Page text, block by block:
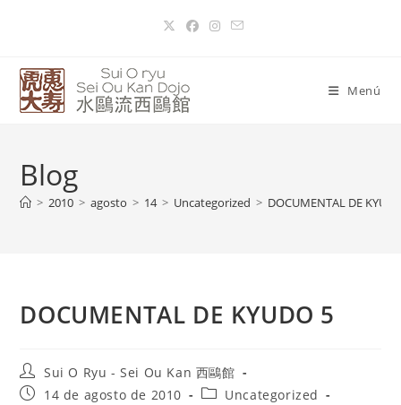
Menú
Blog
> 2010 > agosto > 14 > Uncategorized > DOCUMENTAL DE
DOCUMENTAL DE KYUDO 5
Sui O Ryu - Sei Ou Kan 西鷗館
14 de agosto de 2010
Uncategorized